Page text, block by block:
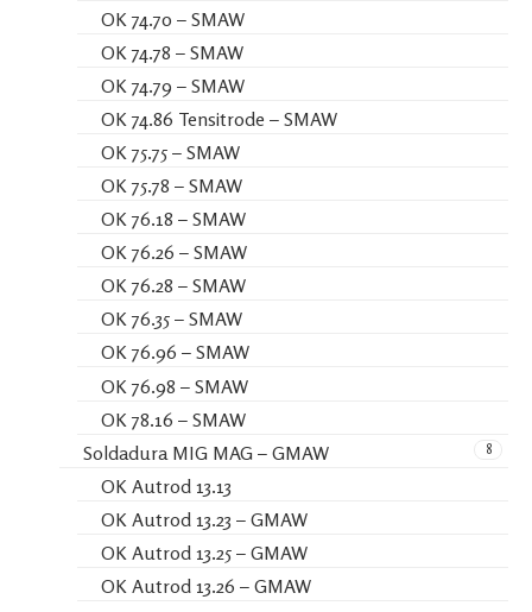
OK 74.70 – SMAW
OK 74.78 – SMAW
OK 74.79 – SMAW
OK 74.86 Tensitrode – SMAW
OK 75.75 – SMAW
OK 75.78 – SMAW
OK 76.18 – SMAW
OK 76.26 – SMAW
OK 76.28 – SMAW
OK 76.35 – SMAW
OK 76.96 – SMAW
OK 76.98 – SMAW
OK 78.16 – SMAW
8
Soldadura MIG MAG – GMAW
OK Autrod 13.13
OK Autrod 13.23 – GMAW
OK Autrod 13.25 – GMAW
OK Autrod 13.26 – GMAW